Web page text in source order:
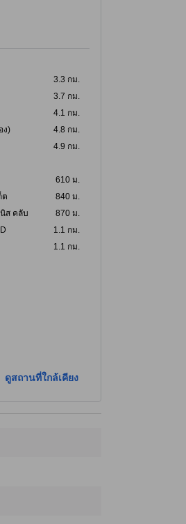
3.3 กม.
3.7 กม.
4.1 กม.
ง)
4.8 กม.
4.9 กม.
610 ม.
ต
840 ม.
ส คลับ
870 ม.
1.1 กม.
1.1 กม.
ดูสถานที่ใกล้เคียง